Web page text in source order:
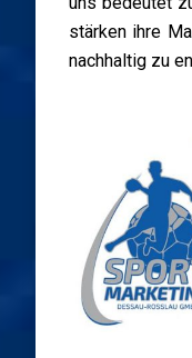
stärken ihre
nachhaltig zu